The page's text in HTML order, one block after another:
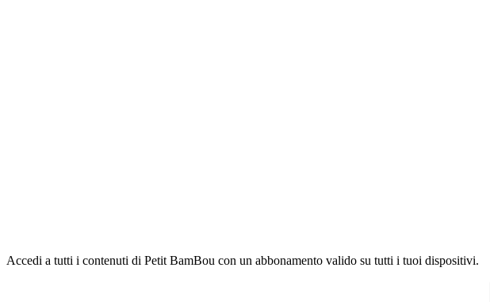
Accedi a tutti i contenuti di Petit BamBou con un abbonamento valido su tutti i tuoi dispositivi.